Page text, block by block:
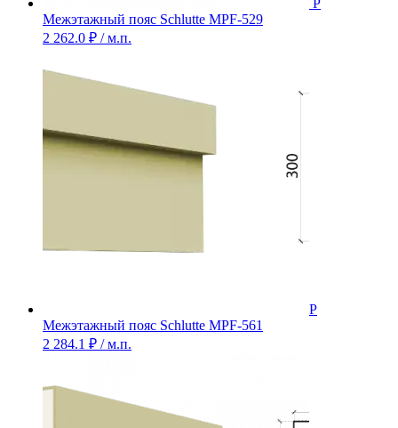
Межэтажный пояс Schlutte MPF-529
2 262.0 ₽ / м.п.
Межэтажный пояс Schlutte MPF-561
2 284.1 ₽ / м.п.